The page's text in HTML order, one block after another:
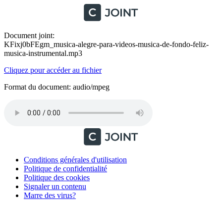
Document joint:
KFixj0bFEgm_musica-alegre-para-videos-musica-de-fondo-feliz-
musica-instrumental.mp3
Cliquez pour accéder au fichier
Format du document: audio/mpeg
Conditions générales d'utilisation
Politique de confidentialité
Politique des cookies
Signaler un contenu
Marre des virus?